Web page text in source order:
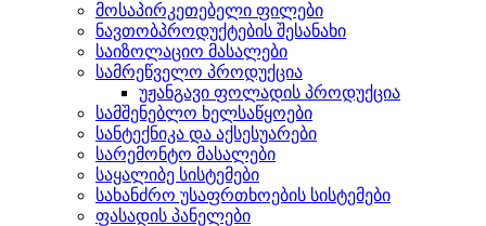
მოსაპირკეთებელი ფილები
ნავთობპროდუქტების შესანახი
საიზოლაციო მასალები
სამრეწველო პროდუქცია
უჟანგავი ფოლადის პროდუქცია
სამშენებლო ხელსაწყოები
სანტექნიკა და აქსესუარები
სარემონტო მასალები
საყალიბე სისტემები
სახანძრო უსაფრთხოების სისტემები
ფასადის პანელები